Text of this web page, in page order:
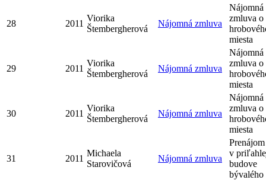
28 2011
Viorika
Štembergherová
Nájomná zmluva
Nájomná
zmluva o
miesta
29 2011
Viorika
Štembergherová
Nájomná zmluva
Nájomná
zmluva o
miesta
30 2011
Viorika
Štembergherová
Nájomná zmluva
Nájomná
zmluva o
miesta
31 2011
Michaela
Starovičová
Nájomná zmluva
Prenájom
v
budove